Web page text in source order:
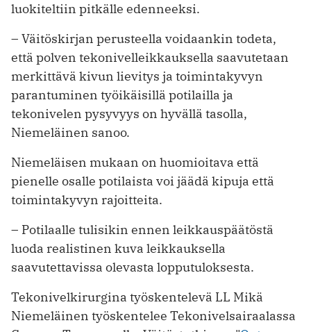
luokiteltiin pitkälle edenneeksi.
– Väitöskirjan perusteella voidaankin todeta,
että polven tekonivelleikkauksella saavutetaan
merkittävä kivun lievitys ja toimintakyvyn
parantuminen työikäisillä potilailla ja
tekonivelen pysyvyys on hyvällä tasolla,
Niemeläinen sanoo.
Niemeläisen mukaan on huomioitava että
pienelle osalle potilaista voi jäädä kipuja että
toimintakyvyn rajoitteita.
– Potilaalle tulisikin ennen leikkauspäätöstä
luoda realistinen kuva leikkauksella
saavutettavissa olevasta lopputuloksesta.
Tekonivelkirurgina työskentelevä LL Mikä
Niemeläinen työskentelee Tekonivelsairaalassa